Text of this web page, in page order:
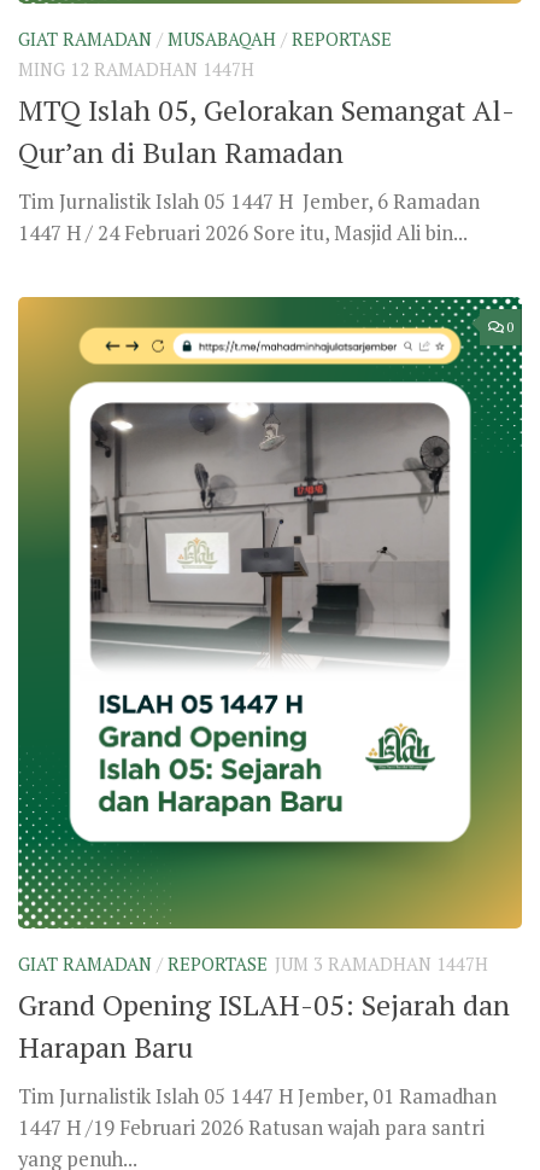
GIAT RAMADAN / MUSABAQAH / REPORTASE
MING 12 RAMADHAN 1447H
MTQ Islah 05, Gelorakan Semangat Al-
Qur’an di Bulan Ramadan
Tim Jurnalistik Islah 05 1447 H Jember, 6 Ramadan
1447 H / 24 Februari 2026 Sore itu, Masjid Ali bin...
0
GIAT RAMADAN / REPORTASE JUM 3 RAMADHAN 1447H
Grand Opening ISLAH-05: Sejarah dan
Harapan Baru
Tim Jurnalistik Islah 05 1447 H Jember, 01 Ramadhan
1447 H /19 Februari 2026 Ratusan wajah para santri
yang penuh...